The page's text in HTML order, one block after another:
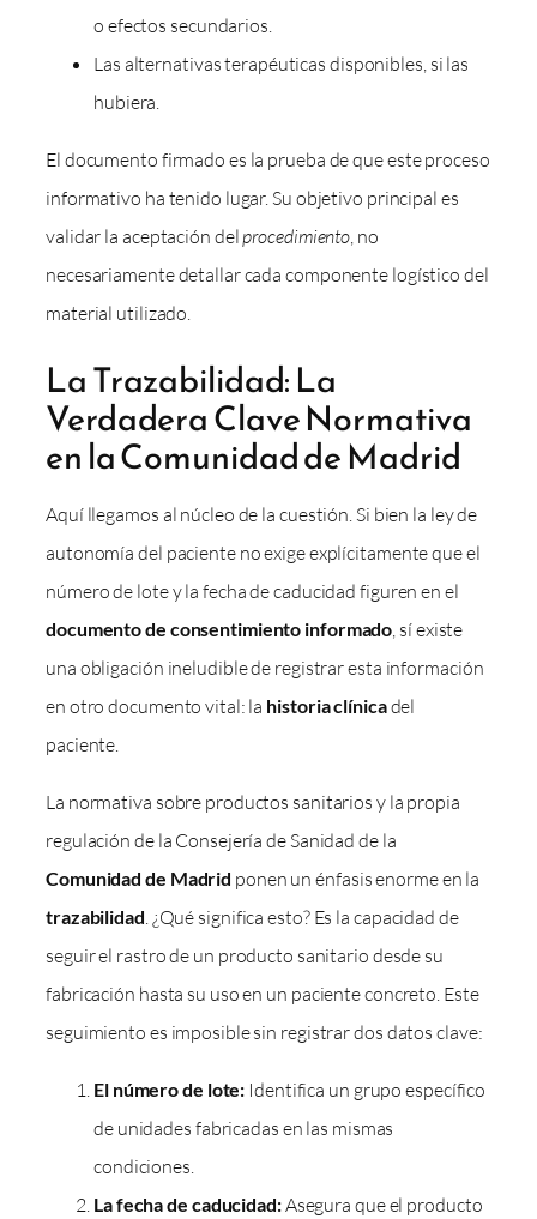
o efectos secundarios.
Las alternativas terapéuticas disponibles, si las
hubiera.
El documento firmado es la prueba de que este proceso
informativo ha tenido lugar. Su objetivo principal es
validar la aceptación delprocedimiento, no
necesariamente detallar cada componente logístico del
material utilizado.
La Trazabilidad: La
Verdadera Clave Normativa
en la Comunidad de Madrid
Aquí llegamos al núcleo de la cuestión. Si bien la ley de
autonomía del paciente no exige explícitamente que el
número de lote y la fecha de caducidad figuren en el
documento de consentimiento informado , sí existe
una obligación ineludible de registrar esta información
en otro documento vital: la historia clínicadel
paciente.
La normativa sobre productos sanitarios y la propia
regulación de la Consejería de Sanidad de la
Comunidad de Madrid ponen un énfasis enorme en la
trazabilidad . ¿Qué significa esto? Es la capacidad de
seguir el rastro de un producto sanitario desde su
fabricación hasta su uso en un paciente concreto. Este
seguimiento es imposible sin registrar dos datos clave:
El número de lote: Identifica un grupo específico
de unidades fabricadas en las mismas
condiciones.
La fecha de caducidad:Asegura que el producto